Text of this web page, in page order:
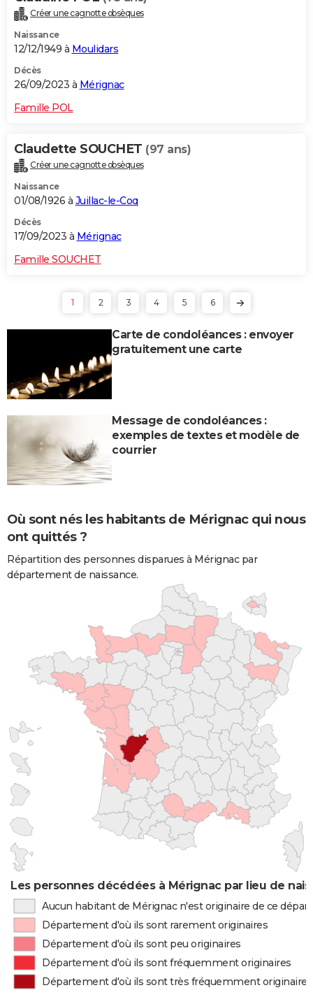
Créer une cagnotte obsèques
Naissance
12/12/1949 à Moulidars
Décès
26/09/2023 à Mérignac
Famille POL
Claudette SOUCHET (97 ans)
Créer une cagnotte obsèques
Naissance
01/08/1926 à Juillac-le-Coq
Décès
17/09/2023 à Mérignac
Famille SOUCHET
1 2 3 4 5 6
Carte de condoléances : envoyer
gratuitement une carte
Message de condoléances :
exemples de textes et modèle de
courrier
Où sont nés les habitants de Mérignac qui nous
ont quittés ?
Répartition des personnes disparues à Mérignac par
département de naissance.
Les personnes décédées à Mérignac par lieu de
Aucun habitant de Mérignac n'est originaire de ce
Département d'où ils sont rarement originaires
Département d'où ils sont peu originaires
Département d'où ils sont fréquemment originaires
Département d'où ils sont très fréquemment originaires